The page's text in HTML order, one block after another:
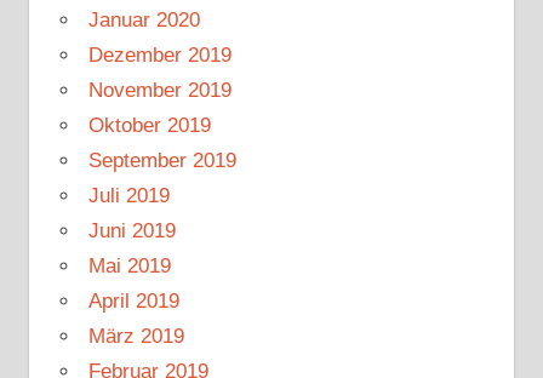
Januar 2020
Dezember 2019
November 2019
Oktober 2019
September 2019
Juli 2019
Juni 2019
Mai 2019
April 2019
März 2019
Februar 2019